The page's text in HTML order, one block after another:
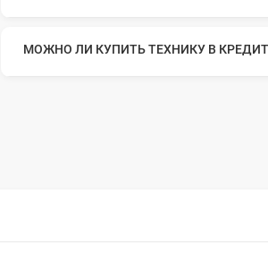
МОЖНО ЛИ КУПИТЬ ТЕХНИКУ В